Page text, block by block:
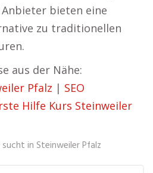
bieten eine
zu traditionellen
aus der Nähe:
Pfalz | SEO
Hilfe Kurs Steinweiler
sucht in Steinweiler Pfalz